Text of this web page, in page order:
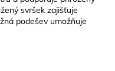
svršek zajišťuje
podešev umožňuje